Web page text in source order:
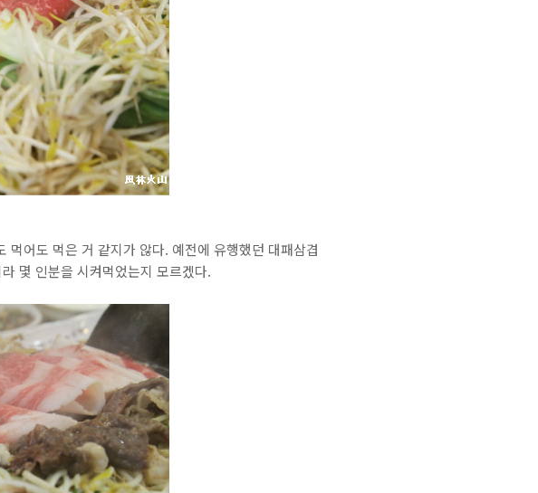
어도 먹은 거 같지가 않다. 예전에 유행했던 대패삼겹
몇 인분을 시켜먹었는지 모르겠다.